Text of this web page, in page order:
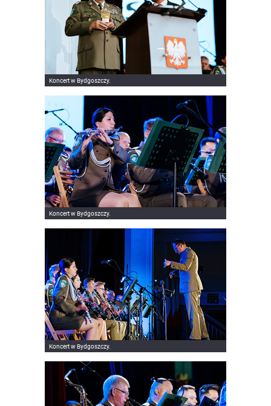
Koncert w Bydgoszczy.
Koncert w Bydgoszczy.
Koncert w Bydgoszczy.